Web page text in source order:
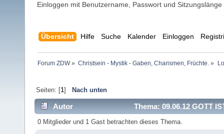
Einloggen mit Benutzername, Passwort und Sitzungslänge
Übersicht Hilfe Suche Kalender Einloggen
Forum ZDW» Christsein - Mystik - Gaben, Charismen, Früchte. »
Seiten: [1] Nach unten
Autor Thema: 09.06.12 GOTT
0 Mitglieder und 1 Gast betrachten dieses Thema.